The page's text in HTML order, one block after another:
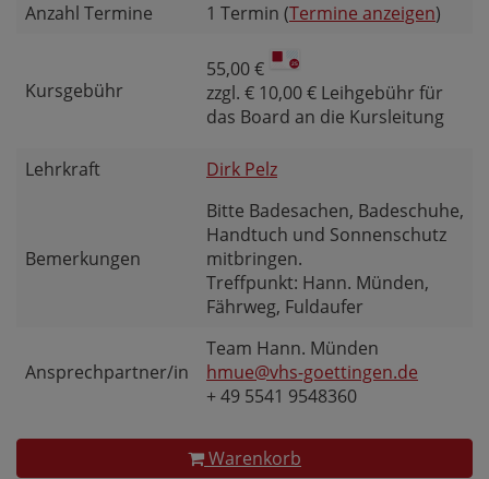
Anzahl Termine
1 Termin (Termine anzeigen)
Kursgebühr
55,00 €
zzgl. € 10,00 € Leihgebühr für
das Board an die Kursleitung
Lehrkraft Dirk Pelz
Bemerkungen
Bitte Badesachen, Badeschuhe,
Handtuch und Sonnenschutz
mitbringen.
Treffpunkt: Hann. Münden,
Fährweg, Fuldaufer
Ansprechpartner/in
Team Hann. Münden
hmue@vhs-goettingen.de
+ 49 5541 9548360
Warenkorb